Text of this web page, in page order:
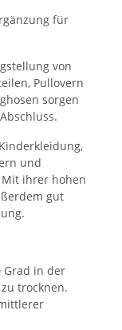
für
von
Pullovern
sorgen
und
ihrer hohen
gut
Grad in der
trocknen.